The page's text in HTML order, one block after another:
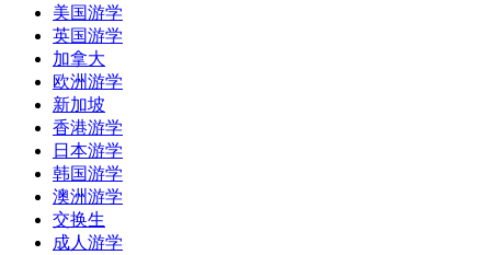
美国游学
英国游学
加拿大
欧洲游学
新加坡
香港游学
日本游学
韩国游学
澳洲游学
交换生
成人游学